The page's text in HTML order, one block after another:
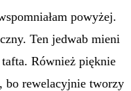
powyżej.
Ten jedwab mieni
Również pięknie
bo rewelacyjnie tworzy